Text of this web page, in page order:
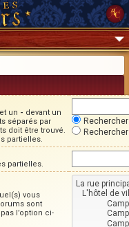
un - devant un
séparés par
doit être trouvé.
partielles.
partielles.
vous
sont
l’option ci-